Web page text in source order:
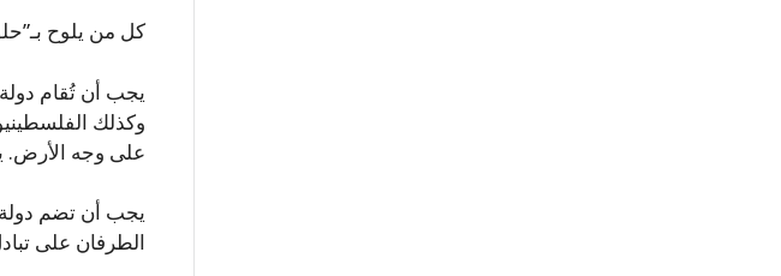
كل من يلوح
يجب أن تُقام
وكذلك
على وجه الأرض.
الطرفان على